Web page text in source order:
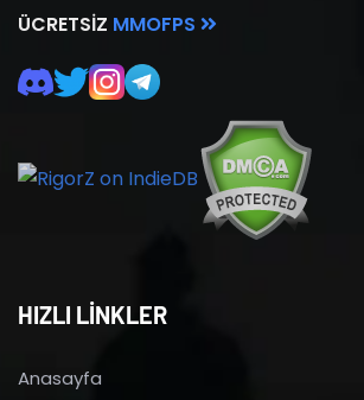
ÜCRETSIZ MMOFPS
HIZLI LİNKLER
Anasayfa